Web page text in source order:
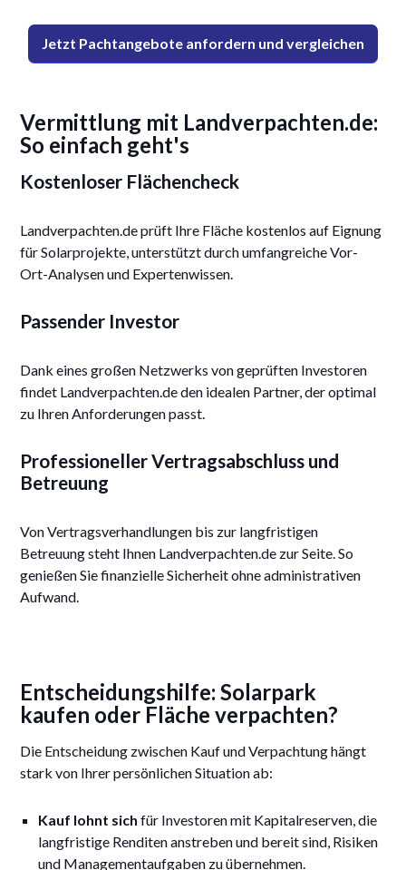
Jetzt Pachtangebote anfordern und vergleichen
Vermittlung mit Landverpachten.de:
So einfach geht's
Kostenloser Flächencheck
Landverpachten.de prüft Ihre Fläche kostenlos auf Eignung
für Solarprojekte, unterstützt durch umfangreiche Vor-
Ort-Analysen und Expertenwissen.
Passender Investor
Dank eines großen Netzwerks von geprüften Investoren
findet Landverpachten.de den idealen Partner, der optimal
zu Ihren Anforderungen passt.
Professioneller Vertragsabschluss und
Betreuung
Von Vertragsverhandlungen bis zur langfristigen
Betreuung steht Ihnen Landverpachten.de zur Seite. So
genießen Sie finanzielle Sicherheit ohne administrativen
Aufwand.
Entscheidungshilfe: Solarpark
kaufen oder Fläche verpachten?
Die Entscheidung zwischen Kauf und Verpachtung hängt
stark von Ihrer persönlichen Situation ab:
Kauf lohnt sich für Investoren mit Kapitalreserven, die
langfristige Renditen anstreben und bereit sind, Risiken
und Managementaufgaben zu übernehmen.